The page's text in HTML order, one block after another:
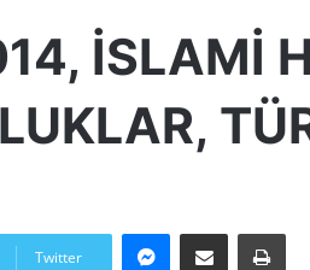
İSLAMİ
Twitter